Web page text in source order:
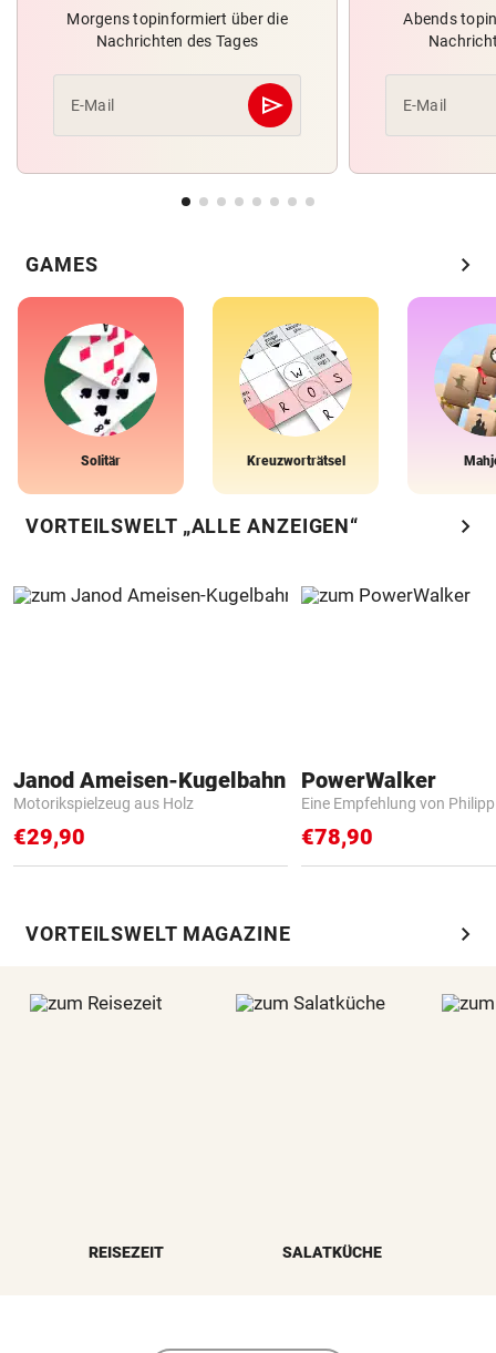
Morgens topinformiert über die
Nachrichten des Tages
E-Mail send
Abschicken
Abends
E-Mail
GAMES chevron_right
Solitär Kreuzworträtsel
VORTEILSWELT „ALLE ANZEIGEN“ chevron_right
Janod Ameisen-Kugelbahn
Motorikspielzeug aus Holz
€29,90
PowerWalker
Eine Empfehlung von
€78,90
VORTEILSWELT MAGAZINE chevron_right
REISEZEIT SALATKÜCHE